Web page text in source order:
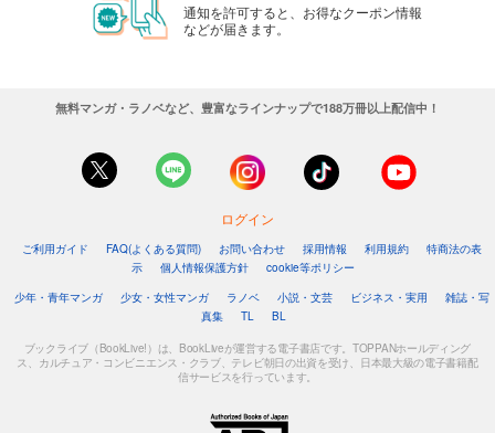
通知を許可すると、お得なクーポン情報
などが届きます。
無料マンガ・ラノベなど、豊富なラインナップで188万冊以上配信中！
ログイン
ご利用ガイド FAQ(よくある質問) お問い合わせ 採用情報 利用規約
特商法の表
示
個人情報保護方針
cookie等ポリシー
少年・青年マンガ
少女・女性マンガ ラノベ 小説・文芸 ビジネス・実用
雑誌・写
真集
TL BL
ブックライブ（BookLive!）は、BookLiveが運営する電子書店です。TOPPANホールディング
ス、カルチュア・コンビニエンス・クラブ、テレビ朝日の出資を受け、日本最大級の電子書籍配
信サービスを行っています。